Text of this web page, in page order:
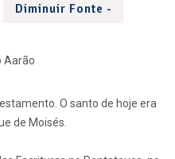
Diminuir Fonte -
O santo de hoje era
de Moisés.